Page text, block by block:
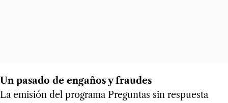
Un pasado de engaños y fraudes
La emisión del programa Preguntas sin respuesta